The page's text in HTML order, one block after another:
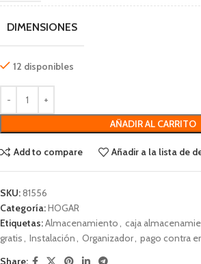
DIMENSIONES
12 disponibles
AÑADIR AL CARRITO
Add to compare Añadir a la lista de
SKU:81556
Categoría:HOGAR
Etiquetas:Almacenamiento, caja
gratis, Instalación, Organizador, pago contra
Share: